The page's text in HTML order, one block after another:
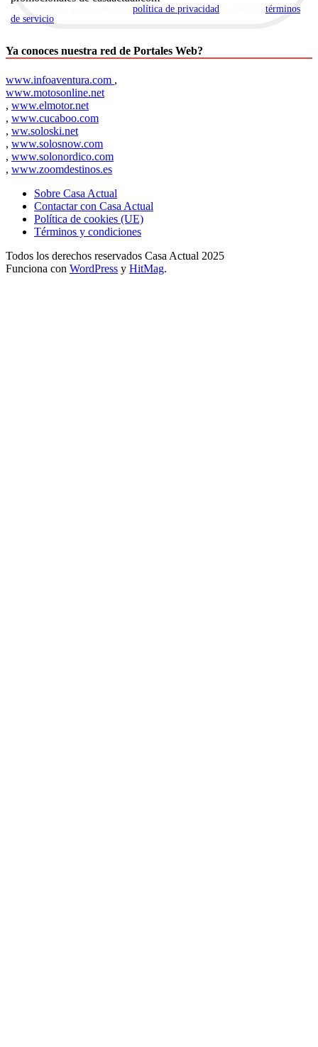
política de privacidad
términos
de servicio
Ya conoces nuestra red de Portales Web?
www.infoaventura.com ,
www.motosonline.net
, www.elmotor.net
, www.cucaboo.com
, ww.soloski.net
, www.solosnow.com
, www.solonordico.com
, www.zoomdestinos.es
Sobre Casa Actual
Contactar con Casa Actual
Política de cookies (UE)
Términos y condiciones
Todos los derechos reservados Casa Actual 2025
Funciona con WordPress y HitMag.